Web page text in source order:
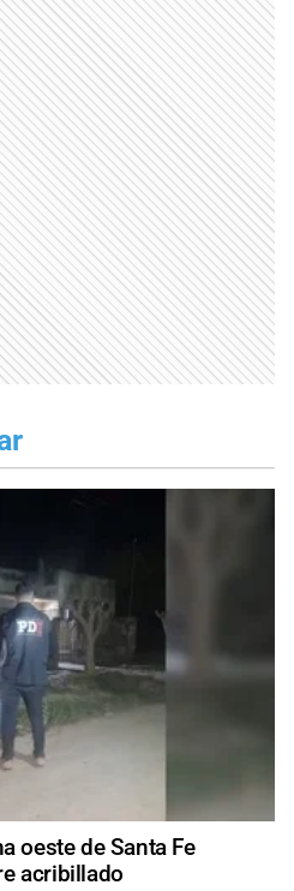
oeste de Santa Fe
acribillado